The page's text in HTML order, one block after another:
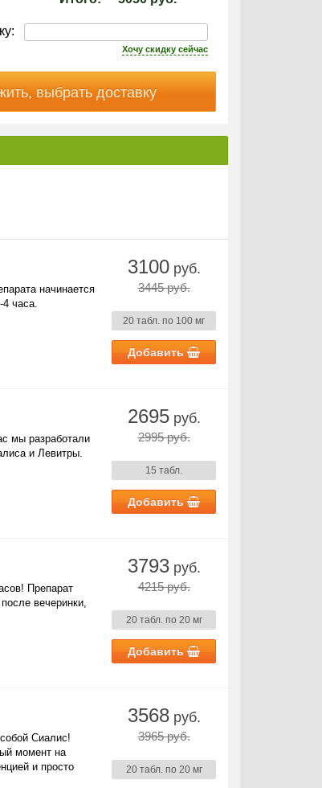
Хочу скидку сейчас
начинается
4 часа.
3100руб.
3445 руб.
20 табл. по 100 мг
Добавить
мы разработали
и Левитры.
2695руб.
2995 руб.
15 табл.
Добавить
Препарат
вечеринки,
3793руб.
4215 руб.
20 табл. по 20 мг
Добавить
Сиалис!
момент на
и просто
3568руб.
3965 руб.
20 табл. по 20 мг